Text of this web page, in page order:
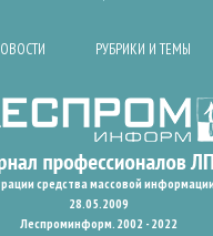
РУБРИКИ И ТЕМЫ
средства массовой
28.05.2009
Леспроминформ. 2002 - 2022